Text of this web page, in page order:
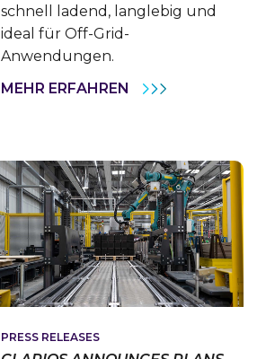
schnell ladend, langlebig und
ideal für Off-Grid-
Anwendungen.
MEHR ERFAHREN VARTA
LANG
ANHALTENDE
PRESS RELEASES